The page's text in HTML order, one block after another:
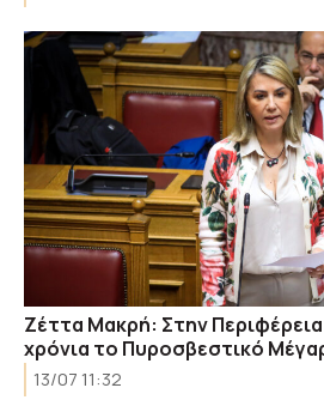
Ζέττα Μακρή: Στην
χρόνια το Πυροσβεστικό
13/07 11:32